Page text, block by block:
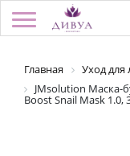
Войти /
Здравствуйте! Что
Главная Уход для
JMsolution Маска-
Boost Snail Mask 1.0,